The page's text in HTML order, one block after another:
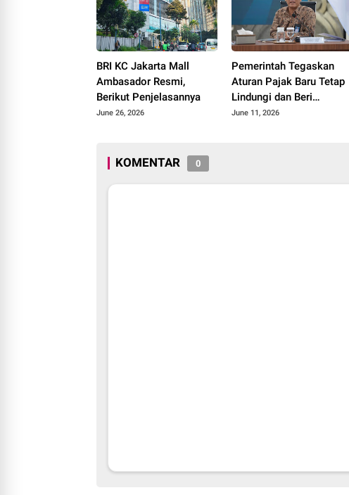
BRI KC Jakarta Mall
Ambasador Resmi,
Berikut Penjelasannya
June 26, 2026
Pemerintah Tegaskan
Aturan Pajak Baru Tetap
Lindungi dan Beri
Kepastian Insentif UMKM
June 11, 2026
KOMENTAR 0